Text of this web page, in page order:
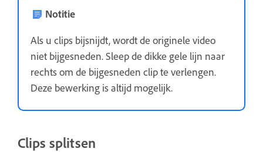
Notitie
Als u clips bijsnijdt, wordt de originele video
niet bijgesneden. Sleep de dikke gele lijn naar
rechts om de bijgesneden clip te verlengen.
Deze bewerking is altijd mogelijk.
Clips splitsen